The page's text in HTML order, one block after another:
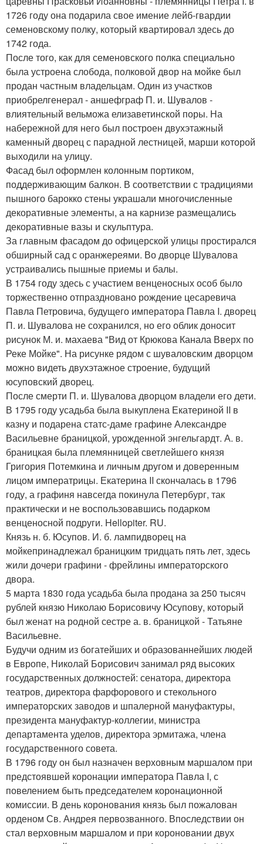
1726 году она подарила свое имение лейб-гвардии
семеновскому полку, который квартировал здесь до
1742 года.
После того, как для семеновского полка специально
была устроена слобода, полковой двор на мойке был
продан частным владельцам. Один из участков
приобрелгенерал - аншефграф П. и. Шувалов -
влиятельный вельможа елизаветинской поры. На
набережной для него был построен двухэтажный
каменный дворец с парадной лестницей, марши которой
выходили на улицу.
Фасад был оформлен колонным портиком,
поддерживающим балкон. В соответствии с традициями
пышного барокко стены украшали многочисленные
декоративные элементы, а на карнизе размещались
декоративные вазы и скульптура.
За главным фасадом до офицерской улицы простирался
обширный сад с оранжереями. Во дворце Шувалова
устраивались пышные приемы и балы.
В 1754 году здесь с участием венценосных особ было
торжественно отпраздновано рождение цесаревича
Павла Петровича, будущего императора Павла I. дворец
П. и. Шувалова не сохранился, но его облик доносит
рисунок М. и. махаева "Вид от Крюкова Канала Вверх по
Реке Мойке". На рисунке рядом с шуваловским дворцом
можно видеть двухэтажное строение, будущий
юсуповский дворец.
После смерти П. и. Шувалова дворцом владели его дети.
В 1795 году усадьба была выкуплена Екатериной II в
казну и подарена статс-даме графине Александре
Васильевне браницкой, урожденной энгельгардт. А. в.
браницкая была племянницей светлейшего князя
Григория Потемкина и личным другом и доверенным
лицом императрицы. Екатерина II скончалась в 1796
году, а графиня навсегда покинула Петербург, так
практически и не воспользовавшись подарком
венценосной подруги. Hellopiter. RU.
Князь н. б. Юсупов. И. б. лампидворец на
мойкепринадлежал браницким тридцать пять лет, здесь
жили дочери графини - фрейлины императорского
двора.
5 марта 1830 года усадьба была продана за 250 тысяч
рублей князю Николаю Борисовичу Юсупову, который
был женат на родной сестре а. в. браницкой - Татьяне
Васильевне.
Будучи одним из богатейших и образованнейших людей
в Европе, Николай Борисович занимал ряд высоких
государственных должностей: сенатора, директора
театров, директора фарфорового и стекольного
императорских заводов и шпалерной мануфактуры,
президента мануфактур-коллегии, министра
департамента уделов, директора эрмитажа, члена
государственного совета.
В 1796 году он был назначен верховным маршалом при
предстоявшей коронации императора Павла I, с
повелением быть председателем коронационной
комиссии. В день коронования князь был пожалован
орденом Св. Андрея первозванного. Впоследствии он
стал верховным маршалом и при короновании двух